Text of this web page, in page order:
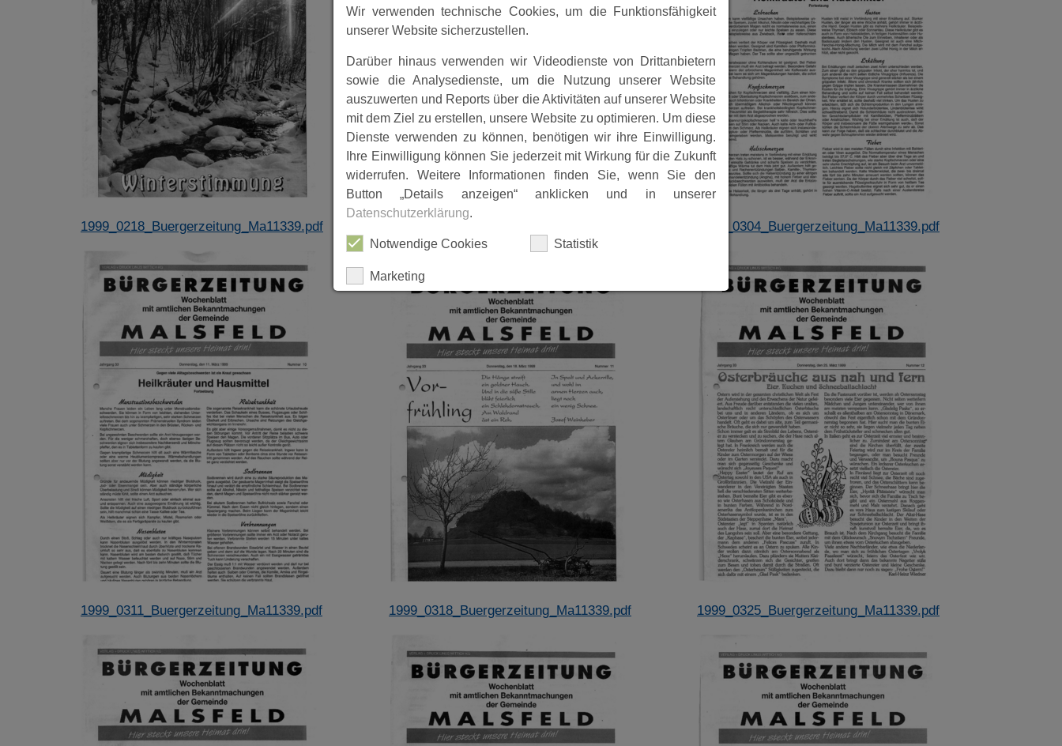
1999_0218_Buergerzeitung_Ma11339.pdf 1999_0304_Buergerzeitung_Ma11339.pdf
1999_0311_Buergerzeitung_Ma11339.pdf 1999_0318_Buergerzeitung_Ma11339.pdf 1999_0325_Buergerzeitung_Ma11339.pdf
Wir verwenden technische Cookies, um die Funktionsfähigkeit
unserer Website sicherzustellen.
Darüber hinaus verwenden wir Videodienste von Drittanbietern
sowie die Analysedienste, um die Nutzung unserer Website
auszuwerten und Reports über die Aktivitäten auf unserer Website
mit dem Ziel zu erstellen, unsere Website zu optimieren. Um diese
Dienste verwenden zu können, benötigen wir ihre Einwilligung.
Ihre Einwilligung können Sie jederzeit mit Wirkung für die Zukunft
widerrufen. Weitere Informationen finden Sie, wenn Sie den
Button „Details anzeigen“ anklicken und in unserer
Datenschutzerklärung.
Notwendige Cookies Statistik
Marketing
ALLES AUSWÄHLEN
ABLEHNEN
SPEICHERN
Details anzeigen
Impressum | Datenschutz